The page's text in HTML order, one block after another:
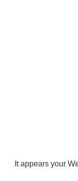
It appears your